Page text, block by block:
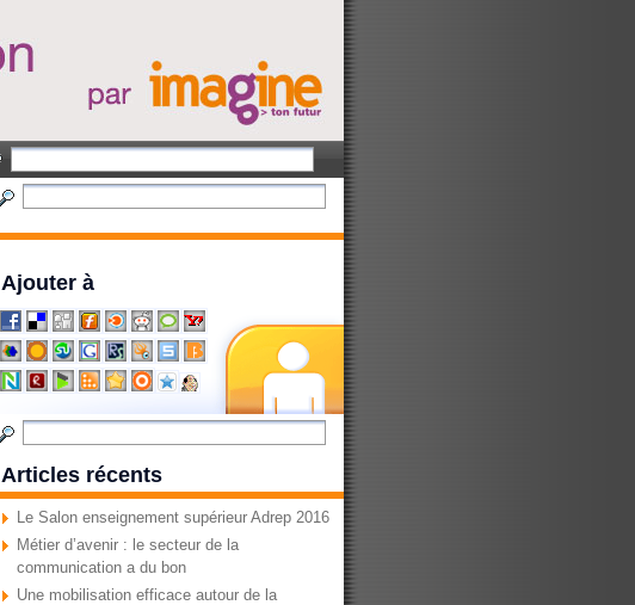
Ajouter à
Articles récents
Le Salon enseignement supérieur Adrep 2016
Métier d’avenir : le secteur de la
communication a du bon
Une mobilisation efficace autour de la